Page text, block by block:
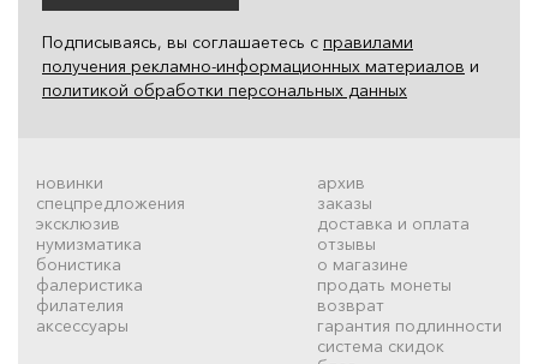
Подписываясь, вы соглашаетесь с правилами
получения рекламно-информационных материалов и
политикой обработки персональных данных
новинки
спецпредложения
эксклюзив
нумизматика
бонистика
фалеристика
филателия
аксессуары
архив
заказы
доставка и оплата
отзывы
о магазине
продать монеты
возврат
гарантия подлинности
система скидок